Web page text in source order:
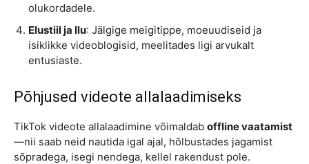
olukordadele.
Elustiil ja Ilu: Jälgige meigitippe, moeuudiseid ja
isiklikke videoblogisid, meelitades ligi arvukalt
entusiaste.
Põhjused videote allalaadimiseks
TikTok videote allalaadimine võimaldab offline vaatamist
—nii saab neid nautida igal ajal, hõlbustades jagamist
sõpradega, isegi nendega, kellel rakendust pole.